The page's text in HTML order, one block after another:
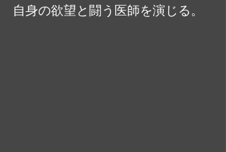
自身の欲望と闘う医師を演じる。